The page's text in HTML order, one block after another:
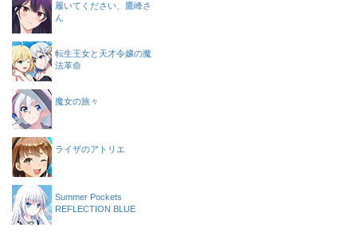
履いてください、鷹峰さ
ん
転生王女と天才令嬢の魔
法革命
魔女の旅々
ライザのアトリエ
Summer Pockets
REFLECTION BLUE